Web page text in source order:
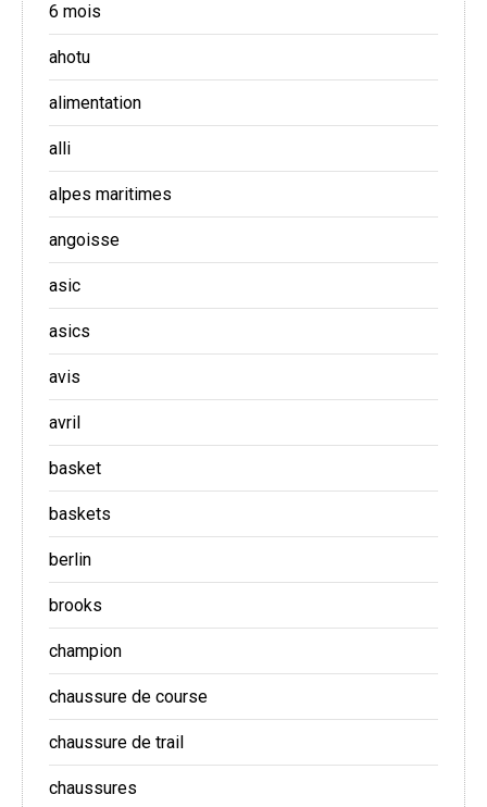
6 mois
ahotu
alimentation
alli
alpes maritimes
angoisse
asic
asics
avis
avril
basket
baskets
berlin
brooks
champion
chaussure de course
chaussure de trail
chaussures